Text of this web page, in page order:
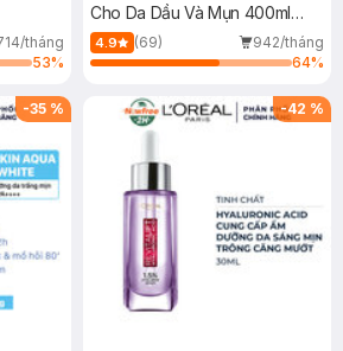
tháng
53%
Cho Da Dầu Và Mụn 400ml
(Mới)
4.9 (69)
942/tháng
64%
-35 % -42 %